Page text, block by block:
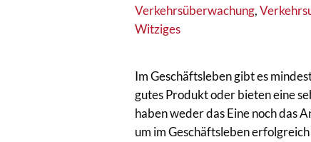
Verkehrsüberwachung,
Witziges
Im Geschäftsleben gibt es
gutes Produkt oder bieten eine
haben weder das Eine noch das
um im Geschäftsleben